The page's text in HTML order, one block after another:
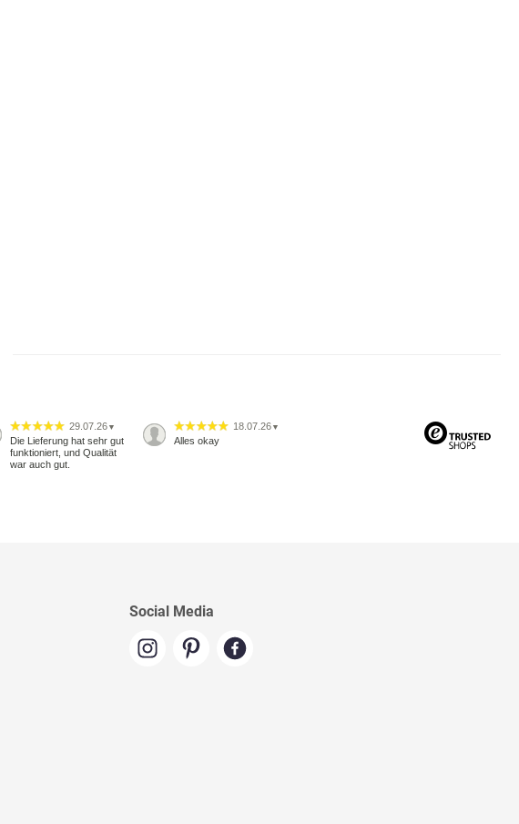
29.07.26 ▼
Die Lieferung hat sehr gut
funktioniert, und Qualität
war auch gut.
18.07.26 ▼
Alles okay
Social Media